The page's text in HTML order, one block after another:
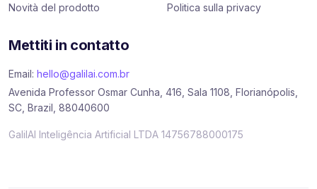
Novità del prodotto
Politica sulla privacy
Mettiti in contatto
Email: hello@galilai.com.br
Avenida Professor Osmar Cunha, 416, Sala 1108, Florianópolis,
SC, Brazil, 88040600
GalilAI Inteligência Artificial LTDA 14756788000175